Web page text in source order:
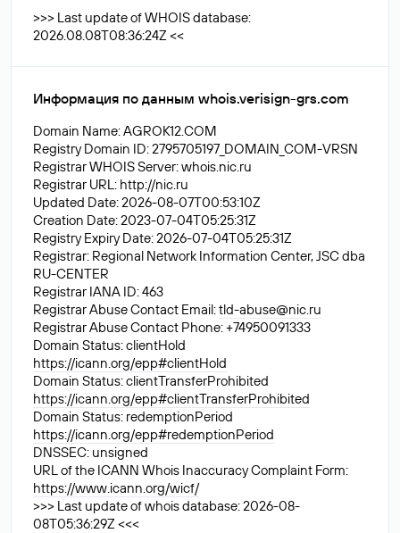
>>> Last update of WHOIS database:
2026.08.08T08:36:24Z <<
Информация по данным whois.verisign-grs.com
Domain Name: AGROK12.COM
Registry Domain ID: 2795705197_DOMAIN_COM-VRSN
Registrar WHOIS Server: whois.nic.ru
Registrar URL: http://nic.ru
Updated Date: 2026-08-07T00:53:10Z
Creation Date: 2023-07-04T05:25:31Z
Registry Expiry Date: 2026-07-04T05:25:31Z
Registrar: Regional Network Information Center, JSC dba
RU-CENTER
Registrar IANA ID: 463
Registrar Abuse Contact Email:tld-abuse@nic.ru
Registrar Abuse Contact Phone: +74950091333
Domain Status: clientHold
https://icann.org/epp#clientHold
Domain Status: clientTransferProhibited
https://icann.org/epp#clientTransferProhibited
Domain Status: redemptionPeriod
https://icann.org/epp#redemptionPeriod
DNSSEC: unsigned
URL of the ICANN Whois Inaccuracy Complaint Form:
https://www.icann.org/wicf/
>>> Last update of whois database: 2026-08-
08T05:36:29Z <<<